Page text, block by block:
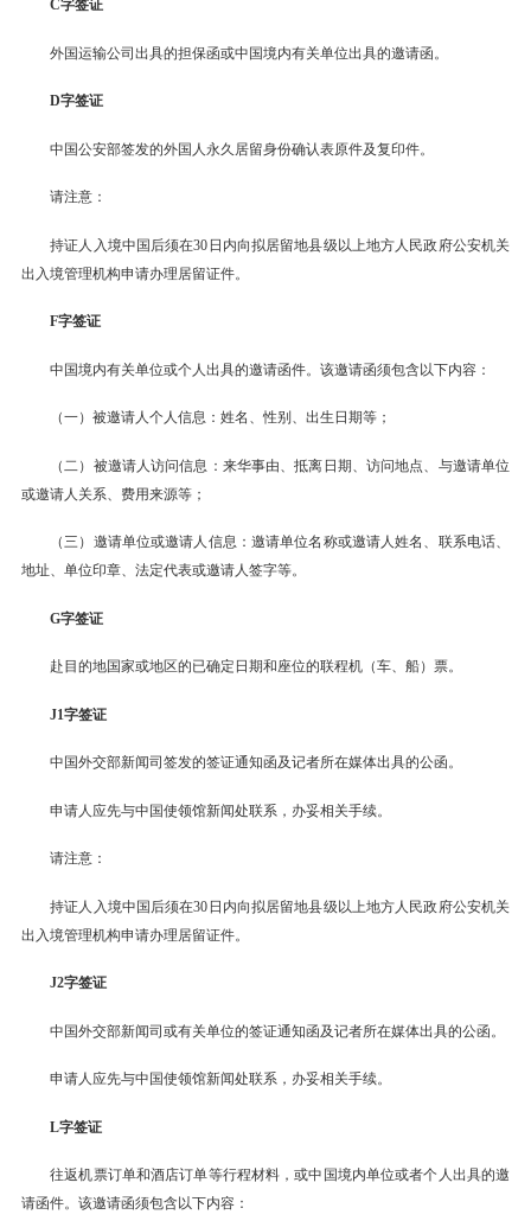
C字签证
外国运输公司出具的担保函或中国境内有关单位出具的邀请函。
D字签证
中国公安部签发的外国人永久居留身份确认表原件及复印件。
请注意：
持证人入境中国后须在30日内向拟居留地县级以上地方人民政府公安机关
出入境管理机构申请办理居留证件。
F字签证
中国境内有关单位或个人出具的邀请函件。该邀请函须包含以下内容：
（一）被邀请人个人信息：姓名、性别、出生日期等；
（二）被邀请人访问信息：来华事由、抵离日期、访问地点、与邀请单位
或邀请人关系、费用来源等；
（三）邀请单位或邀请人信息：邀请单位名称或邀请人姓名、联系电话、
地址、单位印章、法定代表或邀请人签字等。
G字签证
赴目的地国家或地区的已确定日期和座位的联程机（车、船）票。
J1字签证
中国外交部新闻司签发的签证通知函及记者所在媒体出具的公函。
申请人应先与中国使领馆新闻处联系，办妥相关手续。
请注意：
持证人入境中国后须在30日内向拟居留地县级以上地方人民政府公安机关
出入境管理机构申请办理居留证件。
J2字签证
中国外交部新闻司或有关单位的签证通知函及记者所在媒体出具的公函。
申请人应先与中国使领馆新闻处联系，办妥相关手续。
L字签证
往返机票订单和酒店订单等行程材料，或中国境内单位或者个人出具的邀
请函件。该邀请函须包含以下内容：